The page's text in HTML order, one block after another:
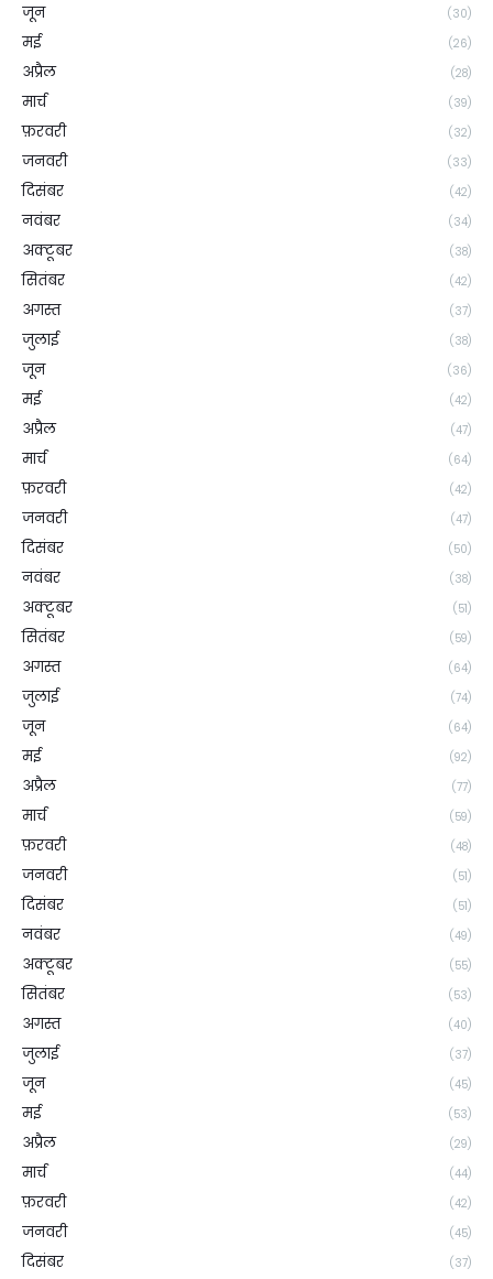
जून (30)
मई (26)
अप्रैल (28)
मार्च (39)
फ़रवरी (32)
जनवरी (33)
दिसंबर (42)
नवंबर (34)
अक्टूबर (38)
सितंबर (42)
अगस्त (37)
जुलाई (38)
जून (36)
मई (42)
अप्रैल (47)
मार्च (64)
फ़रवरी (42)
जनवरी (47)
दिसंबर (50)
नवंबर (38)
अक्टूबर (51)
सितंबर (59)
अगस्त (64)
जुलाई (74)
जून (64)
मई (92)
अप्रैल (77)
मार्च (59)
फ़रवरी (48)
जनवरी (51)
दिसंबर (51)
नवंबर (49)
अक्टूबर (55)
सितंबर (53)
अगस्त (40)
जुलाई (37)
जून (45)
मई (53)
अप्रैल (29)
मार्च (44)
फ़रवरी (42)
जनवरी (45)
दिसंबर (37)